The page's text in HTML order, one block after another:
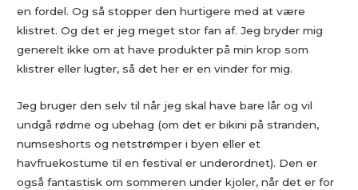
en fordel. Og så stopper den hurtigere med at være
klistret. Og det er jeg meget stor fan af. Jeg bryder mig
generelt ikke om at have produkter på min krop som
klistrer eller lugter, så det her er en vinder for mig.
Jeg bruger den selv til når jeg skal have bare lår og vil
undgå rødme og ubehag (om det er bikini på stranden,
numseshorts og netstrømper i byen eller et
havfruekostume til en festival er underordnet). Den er
også fantastisk om sommeren under kjoler, når det er for